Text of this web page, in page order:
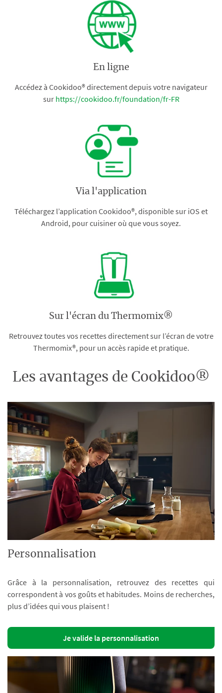
En ligne
Accédez à Cookidoo® directement depuis votre navigateur
sur https://cookidoo.fr/foundation/fr-FR
Via l'application
Téléchargez l’application Cookidoo®, disponible sur iOS et
Android, pour cuisiner où que vous soyez.
Sur l'écran du Thermomix®
Retrouvez toutes vos recettes directement sur l’écran de votre
Thermomix®, pour un accès rapide et pratique.
Les avantages de Cookidoo®
Personnalisation
Grâce à la personnalisation, retrouvez des recettes qui
correspondent à vos goûts et habitudes. Moins de recherches,
plus d’idées qui vous plaisent !
Je valide la personnalisation